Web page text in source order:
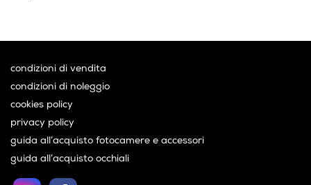
condizioni di vendita
condizioni di noleggio
cookies policy
privacy policy
guida all’acquisto fotocamere e accessori
guida all’acquisto occhiali